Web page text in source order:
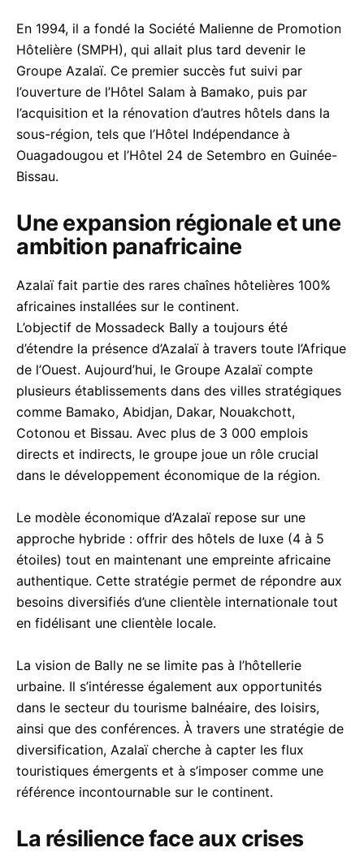
En 1994, il a fondé la Société Malienne de Promotion
Hôtelière (SMPH), qui allait plus tard devenir le
Groupe Azalaï. Ce premier succès fut suivi par
l’ouverture de l’Hôtel Salam à Bamako, puis par
l’acquisition et la rénovation d’autres hôtels dans la
sous-région, tels que l’Hôtel Indépendance à
Ouagadougou et l’Hôtel 24 de Setembro en Guinée-
Bissau.
Une expansion régionale et une
ambition panafricaine
Azalaï fait partie des rares chaînes hôtelières 100%
africaines installées sur le continent.
L’objectif de Mossadeck Bally a toujours été
d’étendre la présence d’Azalaï à travers toute l’Afrique
de l’Ouest. Aujourd’hui, le Groupe Azalaï compte
plusieurs établissements dans des villes stratégiques
comme Bamako, Abidjan, Dakar, Nouakchott,
Cotonou et Bissau. Avec plus de 3 000 emplois
directs et indirects, le groupe joue un rôle crucial
dans le développement économique de la région.
Le modèle économique d’Azalaï repose sur une
approche hybride : offrir des hôtels de luxe (4 à 5
étoiles) tout en maintenant une empreinte africaine
authentique. Cette stratégie permet de répondre aux
besoins diversifiés d’une clientèle internationale tout
en fidélisant une clientèle locale.
La vision de Bally ne se limite pas à l’hôtellerie
urbaine. Il s’intéresse également aux opportunités
dans le secteur du tourisme balnéaire, des loisirs,
ainsi que des conférences. À travers une stratégie de
diversification, Azalaï cherche à capter les flux
touristiques émergents et à s’imposer comme une
référence incontournable sur le continent.
La résilience face aux crises